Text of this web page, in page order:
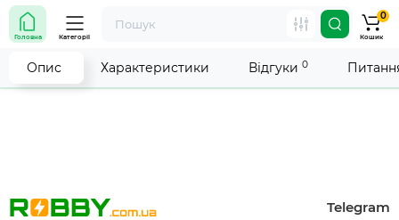
Увага! Роботу магазину тимчасово припинено. Ми
робимо все можливе, щоб відновити прийом
замовлень якнайшвидше.
Telegram
Головна Категорії
0
Кошик
Опис Характеристики Відгуки 0